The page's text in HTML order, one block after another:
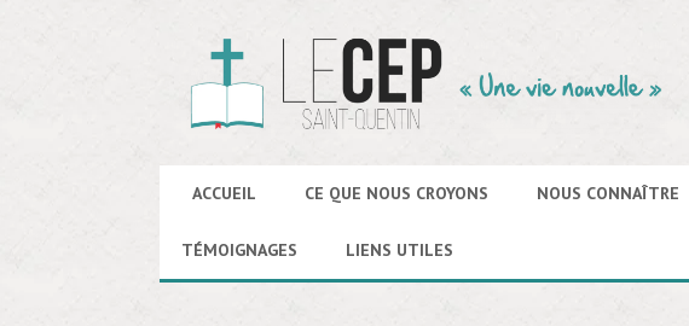
ACCUEIL CE QUE NOUS CROYONS NOUS CONNAÎTRE
TÉMOIGNAGES LIENS UTILES